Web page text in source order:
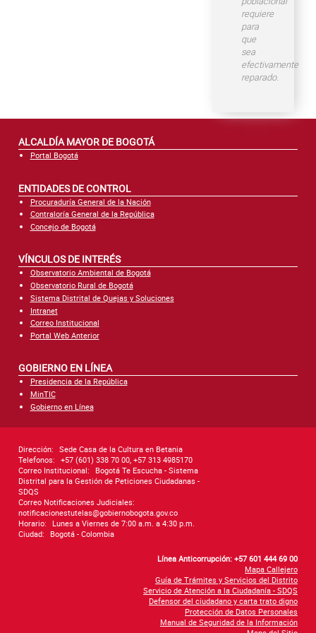
requiere
para
que
sea
efectivamente
reparado.
ALCALDÍA MAYOR DE BOGOTÁ
Portal Bogotá
ENTIDADES DE CONTROL
Procuraduría General de la Nación
Contraloría General de la República
Concejo de Bogotá
VÍNCULOS DE INTERÉS
Observatorio Ambiental de Bogotá
Observatorio Rural de Bogotá
Sistema Distrital de Quejas y Soluciones
Intranet
Correo Institucional
Portal Web Anterior
GOBIERNO EN LÍNEA
Presidencia de la República
MinTIC
Gobierno en Línea
Dirección: Sede Casa de la Cultura en Betania
Telefonos: +57 (601) 338 70 00, +57 313 4985170
Correo Institucional:
Bogotá Te Escucha - Sistema
Distrital para la Gestión de Peticiones Ciudadanas -
SDQS
Correo Notificaciones Judiciales:
notificacionestutelas@gobiernobogota.gov.co
Horario:
Lunes a Viernes de 7:00 a.m. a 4:30 p.m.
Ciudad:
Bogotá - Colombia
Línea Anticorrupción: +57 601 444 69 00
Mapa Callejero
Guía de Trámites y Servicios del Distrito
Servicio de Atención a la Ciudadanía - SDQS
Defensor del ciudadano y carta trato digno
Protección de Datos Personales
Manual de Seguridad de la Información